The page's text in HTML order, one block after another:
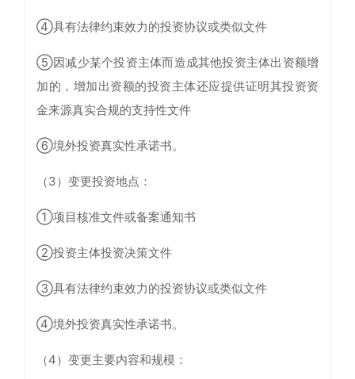
④具有法律约束效力的投资协议或类似文件
⑤因减少某个投资主体而造成其他投资主体出资额增
加的，增加出资额的投资主体还应提供证明其投资资
金来源真实合规的支持性文件
⑥境外投资真实性承诺书。
（3）变更投资地点：
①项目核准文件或备案通知书
②投资主体投资决策文件
③具有法律约束效力的投资协议或类似文件
④境外投资真实性承诺书。
（4）变更主要内容和规模：